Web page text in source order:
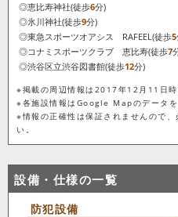
◎恵比寿神社(徒歩6分)
◎氷川神社(徒歩9分)
◎東急スポーツオアシス RAFEEL(徒歩5
◎コナミスポーツクラブ 恵比寿(徒歩7
◎渋谷区立渋谷図書館(徒歩12分)
※掲載の周辺情報は2017年12月11日時
※各施設情報はGoogle Mapのデータを
※情報の正確性は保証されませんので
い。
設備・仕様の一覧
防犯設備